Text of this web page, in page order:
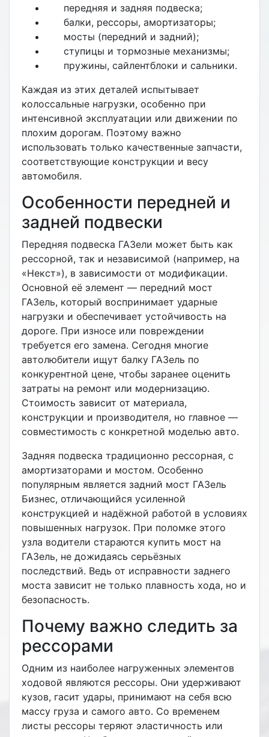
передняя и задняя подвеска;
балки, рессоры, амортизаторы;
мосты (передний и задний);
ступицы и тормозные механизмы;
пружины, сайлентблоки и сальники.
Каждая из этих деталей испытывает
колоссальные нагрузки, особенно при
интенсивной эксплуатации или движении по
плохим дорогам. Поэтому важно
использовать только качественные запчасти,
соответствующие конструкции и весу
автомобиля.
Особенности передней и
задней подвески
Передняя подвеска ГАЗели может быть как
рессорной, так и независимой (например, на
«Некст»), в зависимости от модификации.
Основной её элемент — передний мост
ГАЗель, который воспринимает ударные
нагрузки и обеспечивает устойчивость на
дороге. При износе или повреждении
требуется его замена. Сегодня многие
автолюбители ищут балку ГАЗель по
конкурентной цене, чтобы заранее оценить
затраты на ремонт или модернизацию.
Стоимость зависит от материала,
конструкции и производителя, но главное —
совместимость с конкретной моделью авто.
Задняя подвеска традиционно рессорная, с
амортизаторами и мостом. Особенно
популярным является задний мост ГАЗель
Бизнес, отличающийся усиленной
конструкцией и надёжной работой в условиях
повышенных нагрузок. При поломке этого
узла водители стараются купить мост на
ГАЗель, не дожидаясь серьёзных
последствий. Ведь от исправности заднего
моста зависит не только плавность хода, но и
безопасность.
Почему важно следить за
рессорами
Одним из наиболее нагруженных элементов
ходовой являются рессоры. Они удерживают
кузов, гасит удары, принимают на себя всю
массу груза и самого авто. Со временем
листы рессоры теряют эластичность или